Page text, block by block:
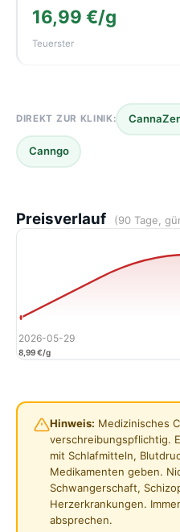
16,99 €/g
Teuerster
DIREKT ZUR KLINIK:
Canngo
Preisverlauf (90 Tage,
2026-05-29
8,99 €/g
Hinweis: Medizinisches
verschreibungspflichtig.
mit Schlafmitteln,
Medikamenten geben.
Schwangerschaft,
Herzerkrankungen.
absprechen.